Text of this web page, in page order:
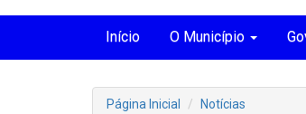
Início O Município
Página Inicial
Notícias